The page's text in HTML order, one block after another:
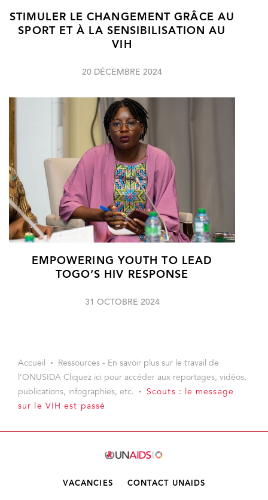
STIMULER LE CHANGEMENT GRÂCE AU
SPORT ET À LA SENSIBILISATION AU
VIH
20 DÉCEMBRE 2024
EMPOWERING YOUTH TO LEAD
TOGO’S HIV RESPONSE
31 OCTOBRE 2024
Accueil
Ressources - En savoir plus sur le travail de
l’ONUSIDA Cliquez ici pour accéder aux reportages, vidéos,
publications, infographies, etc.
Scouts : le message
sur le VIH est passé
VACANCIES CONTACT UNAIDS